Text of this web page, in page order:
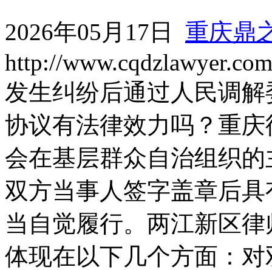
2026年05月17日 重庆鼎
http://www.cqdzlawyer.com
发生纠纷后通过人民调
协议有法律效力吗？重
会在基层群众自治组织
双方当事人签字盖章后
当自觉履行。两江新区
体现在以下几个方面：